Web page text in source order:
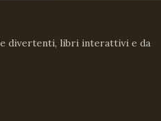
divertenti, libri interattivi e da